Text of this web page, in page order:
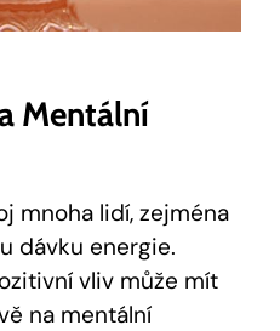
Mentální⁣
mnoha lidí, zejména
dávku energie.
vliv⁢ může mít⁣
na mentální